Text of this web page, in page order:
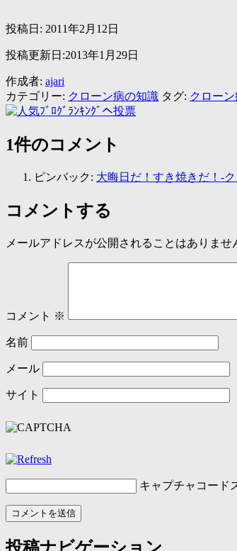
投稿日: 2011年2月12日
投稿更新日:2013年1月29日
作成者: ajari
カテゴリー: クローン病の知識 タグ: クローン
1件のコメント
ピンバック: 大晦日だ！すき焼きだ！-
コメントする
メールアドレスが公開されることはありませ
コメント ※
名前
メール
サイト
キャプチャコード
投稿ナビゲーション